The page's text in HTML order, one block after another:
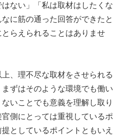
ない」「私は取材はしたくな
に筋の通った回答ができたと
らえられることはありませ
、理不尽な取材をさせられる
ずはそのような環境でも働い
いことでも意義を理解し取り
側にとっては重視しているポ
としているポイントともいえ